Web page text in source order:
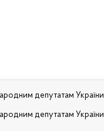
депутатам України
депутатам